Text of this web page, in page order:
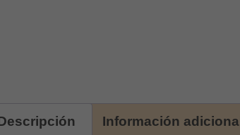
Información adicional